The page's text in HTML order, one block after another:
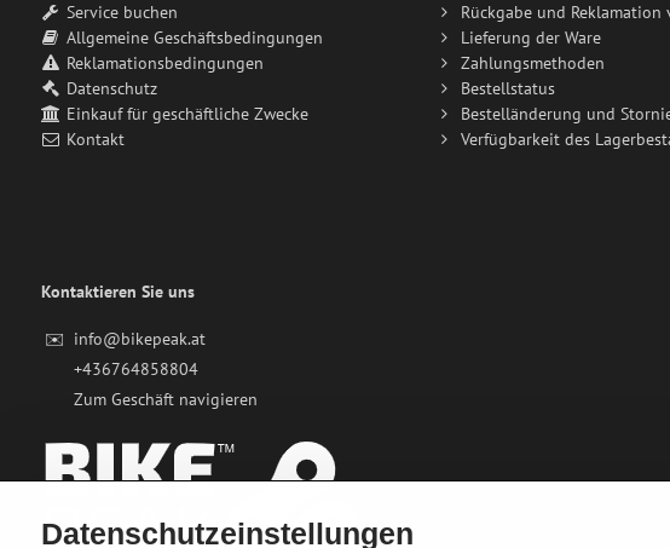
Service buchen
Allgemeine Geschäftsbedingungen
Reklamationsbedingungen
Datenschutz
Einkauf für geschäftliche Zwecke
Kontakt
Rückgabe und Reklamation
Lieferung der Ware
Zahlungsmethoden
Bestellstatus
Bestelländerung und
Verfügbarkeit des
Kontaktieren Sie uns
✉️ info@bikepeak.at
+436764858804
Zum Geschäft navigieren
Datenschutzeinstellungen